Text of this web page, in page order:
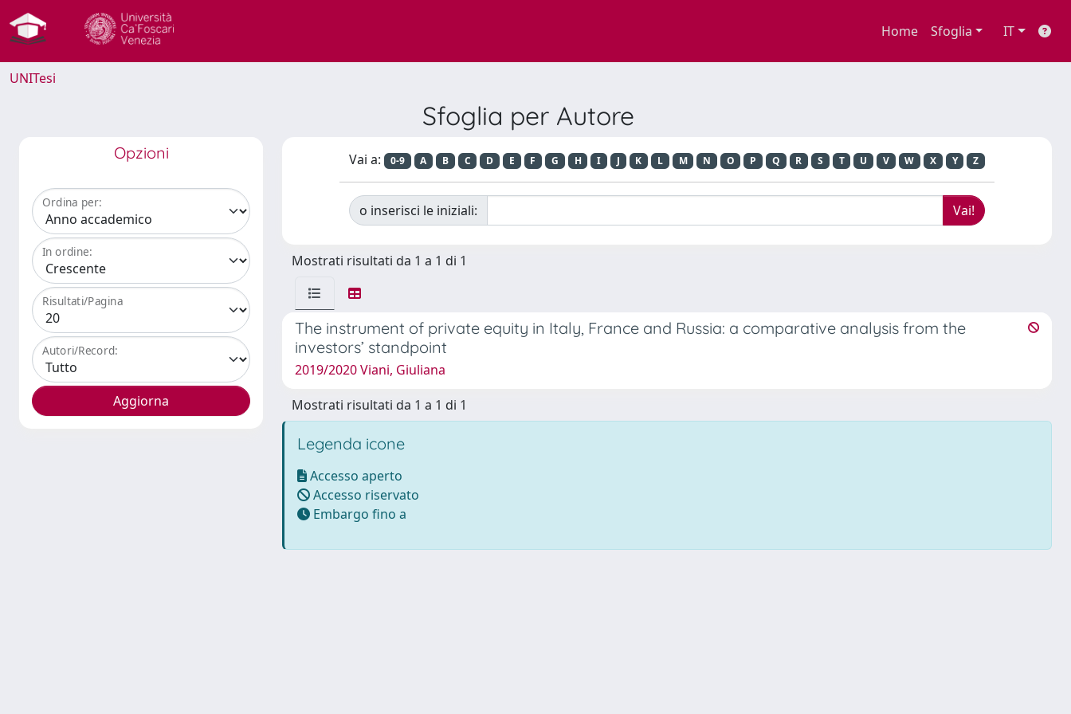
Home Sfoglia IT
UNITesi
Sfoglia per Autore
Opzioni
Ordina per:
In ordine:
Risultati/Pagina
Autori/Record:
Vai a: 0-9 A B C D E F G H I J K L M N O P Q R S T U V W X Y Z
o inserisci le iniziali:
Mostrati risultati da 1 a 1 di 1
The instrument of private equity in Italy, France and Russia: a comparative analysis from the
investors’ standpoint
2019/2020 Viani, Giuliana
Mostrati risultati da 1 a 1 di 1
Legenda icone
Accesso aperto
Accesso riservato
Embargo fino a